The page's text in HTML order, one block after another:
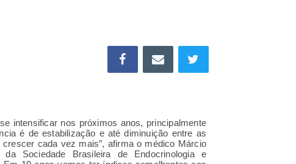
intensificar nos próximos anos, principalmente
é de estabilização e até diminuição entre as
cada vez mais”, afirma o médico Márcio
Sociedade Brasileira de Endocrinologia e